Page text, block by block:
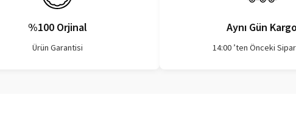
%100 Orjinal
Ürün Garantisi
Aynı Gün Kargo
14:00 ’ten Önceki